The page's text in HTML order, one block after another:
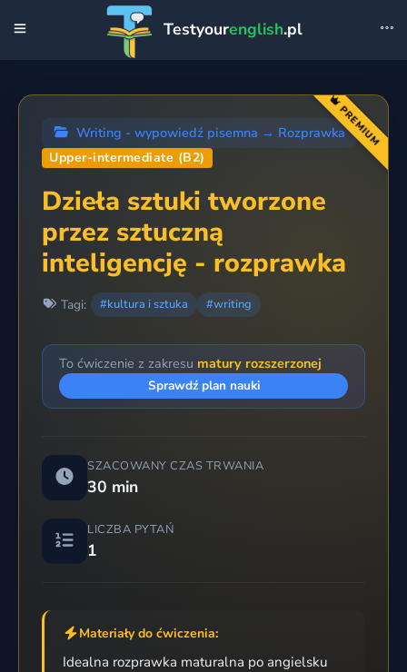
Testyourenglish.pl
PREMIUM
Writing - wypowiedź pisemna → Rozprawka
Upper-intermediate (B2)
Dzieła sztuki tworzone
przez sztuczną
inteligencję - rozprawka
Tagi: #kultura i sztuka #writing
To ćwiczenie z zakresu matury rozszerzonej
Sprawdź plan nauki
SZACOWANY CZAS TRWANIA
30 min
LICZBA PYTAŃ
1
Materiały do ćwiczenia:
Idealna rozprawka maturalna po angielsku